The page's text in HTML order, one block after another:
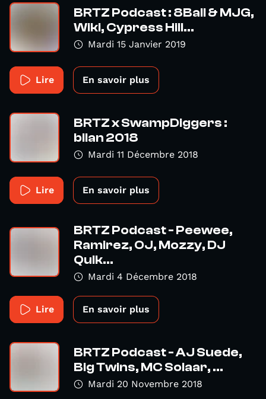
BRTZ Podcast : 8Ball & MJG,
Wiki, Cypress Hill...
Mardi 15 Janvier 2019
Lire En savoir plus
BRTZ x SwampDiggers :
bilan 2018
Mardi 11 Décembre 2018
Lire En savoir plus
BRTZ Podcast - Peewee,
Ramirez, OJ, Mozzy, DJ
Quik...
Mardi 4 Décembre 2018
Lire En savoir plus
BRTZ Podcast - AJ Suede,
Big Twins, MC Solaar, ...
Mardi 20 Novembre 2018